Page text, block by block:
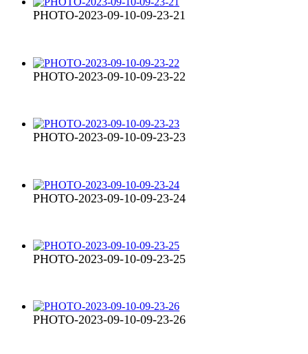
PHOTO-2023-09-10-09-23-21
PHOTO-2023-09-10-09-23-22
PHOTO-2023-09-10-09-23-23
PHOTO-2023-09-10-09-23-24
PHOTO-2023-09-10-09-23-25
PHOTO-2023-09-10-09-23-26